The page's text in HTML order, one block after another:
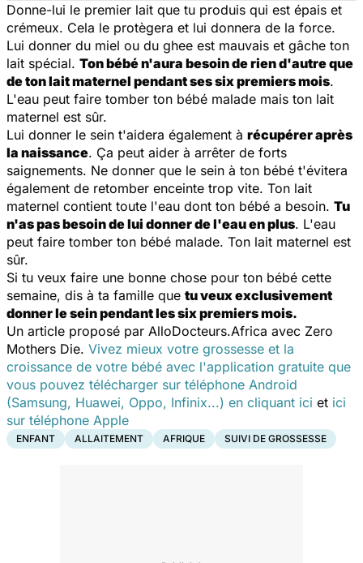
Donne-lui le premier lait que tu produis qui est épais et
crémeux. Cela le protègera et lui donnera de la force.
Lui donner du miel ou du ghee est mauvais et gâche ton
lait spécial. Ton bébé n'aura besoin de rien d'autre que
de ton lait maternel pendant ses six premiers mois.
L'eau peut faire tomber ton bébé malade mais ton lait
maternel est sûr.
Lui donner le sein t'aidera également à récupérer après
la naissance. Ça peut aider à arrêter de forts
saignements. Ne donner que le sein à ton bébé t'évitera
également de retomber enceinte trop vite. Ton lait
maternel contient toute l'eau dont ton bébé a besoin. Tu
n'as pas besoin de lui donner de l'eau en plus. L'eau
peut faire tomber ton bébé malade. Ton lait maternel est
sûr.
Si tu veux faire une bonne chose pour ton bébé cette
semaine, dis à ta famille que tu veux exclusivement
donner le sein pendant les six premiers mois.
Un article proposé par AlloDocteurs.Africa avec Zero
Mothers Die. Vivez mieux votre grossesse et la
croissance de votre bébé avec l'application gratuite que
vous pouvez télécharger sur téléphone Android
(Samsung, Huawei, Oppo, Infinix...) en cliquant ici et ici
sur téléphone Apple
ENFANT ALLAITEMENT AFRIQUE SUIVI DE GROSSESSE